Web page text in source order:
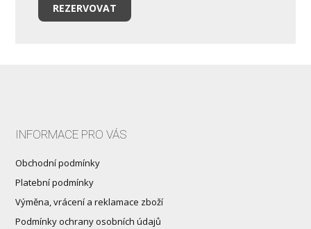
REZERVOVAT
INFORMACE PRO VÁS
Obchodní podmínky
Platební podmínky
Výměna, vrácení a reklamace zboží
Podmínky ochrany osobních údajů